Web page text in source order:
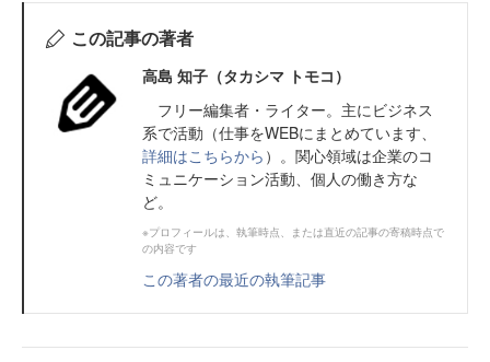
この記事の著者
高島 知子（タカシマ トモコ）
フリー編集者・ライター。主にビジネス
系で活動（仕事をWEBにまとめています、
詳細はこちらから ）。関心領域は企業のコ
ミュニケーション活動、個人の働き方な
ど。
※プロフィールは、執筆時点、または直近の記事の寄稿時点で
の内容です
この著者の最近の執筆記事